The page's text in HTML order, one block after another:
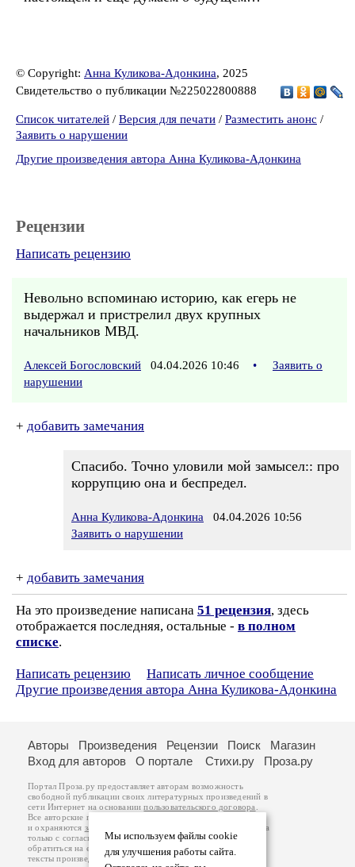
© Copyright: Анна Куликова-Адонкина, 2025
Свидетельство о публикации №225022800888
Список читателей / Версия для печати / Разместить анонс /
Заявить о нарушении
Другие произведения автора Анна Куликова-Адонкина
Рецензии
Написать рецензию
Невольно вспоминаю историю, как егерь не
выдержал и пристрелил двух крупных
начальников МВД.
Алексей Богословский 04.04.2026 10:46 •
Заявить о
нарушении
+ добавить замечания
Спасибо. Точно уловили мой замысел:: про
коррупцию она и беспредел.
Анна Куликова-Адонкина 04.04.2026 10:56
Заявить о нарушении
+ добавить замечания
На это произведение написана 51 рецензия, здесь
отображается последняя, остальные - в полном
списке.
Написать рецензию
Написать личное сообщение
Другие произведения автора Анна Куликова-Адонкина
Мы используем файлы cookie
для улучшения работы сайта.
Авторы Произведения Рецензии Поиск
Магазин
Вход для авторов
О портале Стихи.ру Проза.ру
Портал Проза.ру предоставляет авторам возможность
свободной публикации своих литературных произведений в
сети Интернет на основаниипользовательского договора
Все авторские права на произведения принадлежат авторам
и охраняются законом
. Перепечатка произведений возможна
только с согласия его автора, к которому вы можете
обратиться на его авторской странице. Ответственность за
тексты произведений авторы несут самостоятельно на